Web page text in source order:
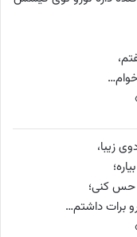
زیبا،
حس کنی؛
برات داشتم…